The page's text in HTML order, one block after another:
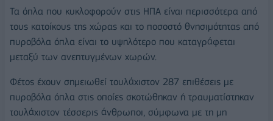
Τα όπλα που κυκλοφορούν στις ΗΠΑ είναι περισσότερα από
τους κατοίκους της χώρας και το ποσοστό θνησιμότητας από
πυροβόλα όπλα είναι το υψηλότερο που καταγράφεται
μεταξύ των ανεπτυγμένων χωρών.
Φέτος έχουν σημειωθεί τουλάχιστον 287 επιθέσεις με
πυροβόλα όπλα στις οποίες σκοτώθηκαν ή τραυματίστηκαν
τουλάχιστον τέσσερις άνθρωποι, σύμφωνα με τη μη